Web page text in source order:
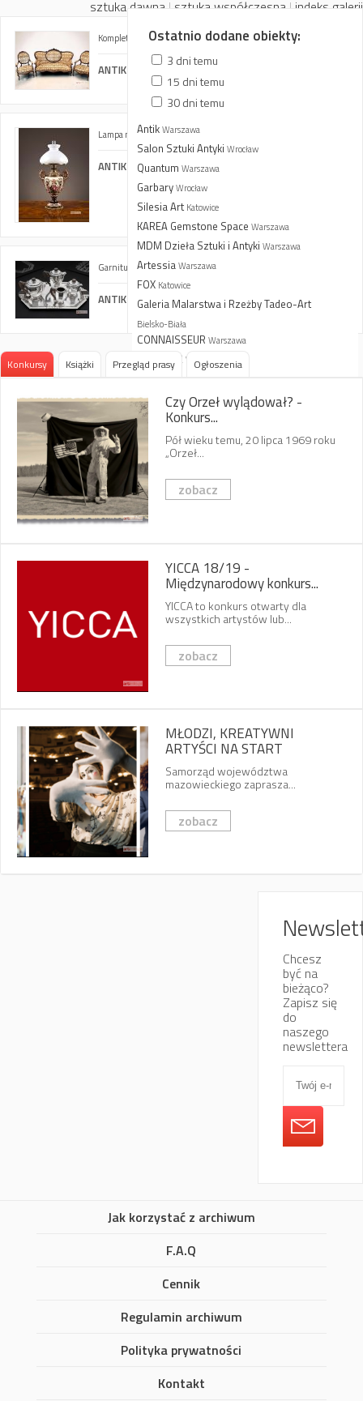
sztuka dawna | sztuka współczesna | indeks galerii
Komplet mebli salonowych w stylu Louis-Philippe
ANTIK BAZAR. Meble Antyczne. E. i S. Wojtachnio
Lampa naftowa
ANTIK BAZAR. Meble Antyczne. E. i S. Wojtachnio
Garnitur do kawy i herbaty
ANTIK BAZAR. Meble Antyczne. E. i S. Wojtachnio
Ostatnio dodane obiekty:
3 dni temu
15 dni temu
30 dni temu
Antik Warszawa
Salon Sztuki Antyki Wrocław
Quantum Warszawa
Garbary Wrocław
Silesia Art Katowice
KAREA Gemstone Space Warszawa
MDM Dzieła Sztuki i Antyki Warszawa
Artessia Warszawa
FOX Katowice
Galeria Malarstwa i Rzeżby Tadeo-Art
Bielsko-Biała
CONNAISSEUR Warszawa
Galeria 32 Warszawa
Tabot Rzeszów
Art DecorumKraków
Grodzka Płock
Arlo Warszawa
artofpoland.pl
ConnaisseurKraków
Milano
Konkursy Książki Przegląd prasy Ogłoszenia
Czy Orzeł wylądował? -
Konkurs...
Pół wieku temu, 20 lipca 1969 roku
„Orzeł...
zobacz
YICCA 18/19 -
Międzynarodowy konkurs...
YICCA to konkurs otwarty dla
wszystkich artystów lub...
zobacz
MŁODZI, KREATYWNI
ARTYŚCI NA START
Samorząd województwa
mazowieckiego zaprasza...
zobacz
Chcesz
być na
bieżąco?
Zapisz się
do
naszego
newslettera
Jak korzystać z archiwum
F.A.Q
Cennik
Regulamin archiwum
Polityka prywatności
Kontakt